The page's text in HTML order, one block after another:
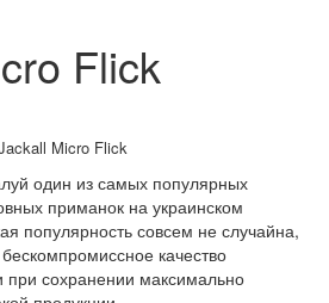
Flick
Micro Flick
один из самых популярных
приманок на украинском
популярность совсем не случайна,
качество
при сохранении максимально